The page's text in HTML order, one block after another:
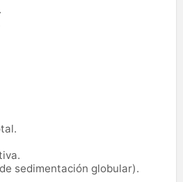
sedimentación globular).